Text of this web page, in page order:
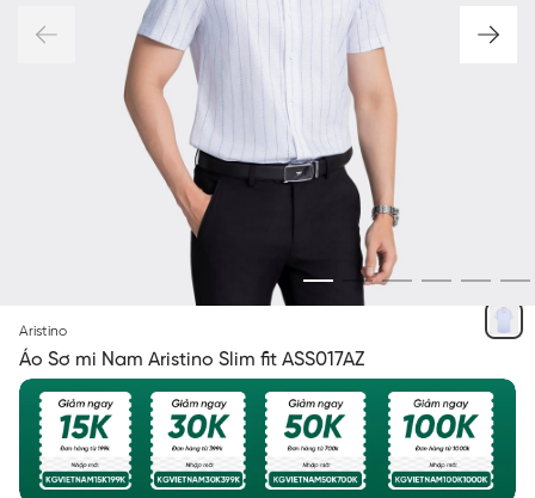
Aristino
Áo Sơ mi Nam Aristino Slim fit ASS017AZ